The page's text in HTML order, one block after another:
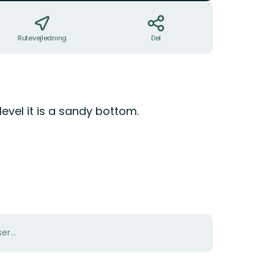
Rutevejledning Del
it is a sandy bottom.